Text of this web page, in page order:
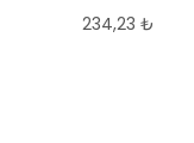
234,23 ₺